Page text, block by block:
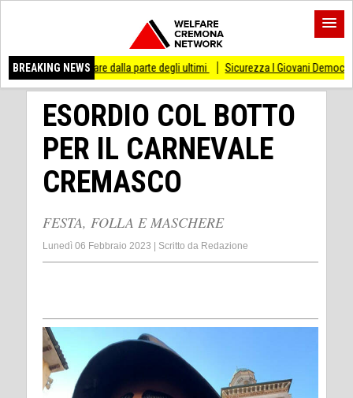
BREAKING NEWS
di stare dalla parte degli ultimi Sicurezza I Giovani Democratici ribattono ai
ESORDIO COL BOTTO
PER IL CARNEVALE
CREMASCO
FESTA, FOLLA E MASCHERE
Lunedì 06 Febbraio 2023 Scritto da Redazione